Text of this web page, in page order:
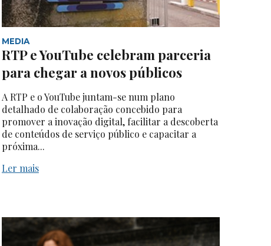
MEDIA
RTP e YouTube celebram parceria
para chegar a novos públicos
A RTP e o YouTube juntam-se num plano
detalhado de colaboração concebido para
promover a inovação digital, facilitar a descoberta
de conteúdos de serviço público e capacitar a
próxima...
Ler mais